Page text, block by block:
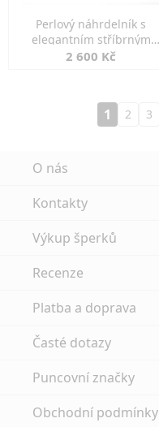
Perlový náhrdelník s
elegantním stříbrným
zapínáním
2 600 Kč
1 2 3
O nás
Kontakty
Výkup šperků
Recenze
Platba a doprava
Časté dotazy
Puncovní značky
Obchodní podmínky